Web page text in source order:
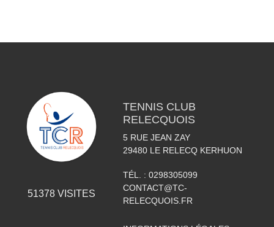
51378VISITES
TENNIS CLUB
RELECQUOIS
5 RUE JEAN ZAY
29480 LE RELECQ KERHUON
TÉL. : 0298305099
CONTACT@TC-
RELECQUOIS.FR